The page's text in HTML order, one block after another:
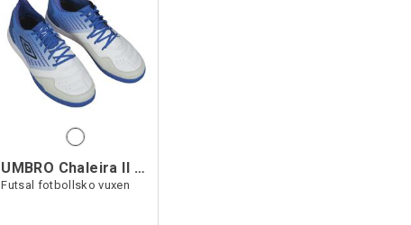
UMBRO Chaleira II Pro
Futsal fotbollsko vuxen